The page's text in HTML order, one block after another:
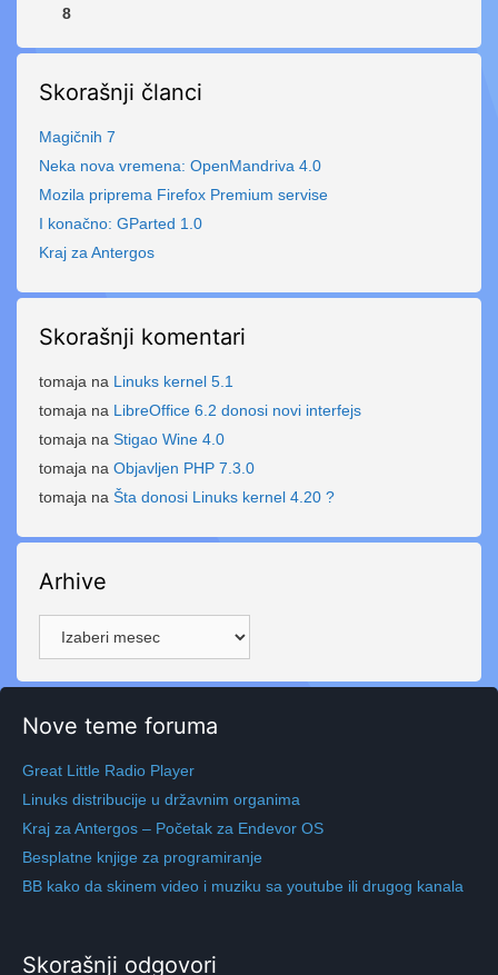
8
Skorašnji članci
Magičnih 7
Neka nova vremena: OpenMandriva 4.0
Mozila priprema Firefox Premium servise
I konačno: GParted 1.0
Kraj za Antergos
Skorašnji komentari
tomaja na Linuks kernel 5.1
tomaja na LibreOffice 6.2 donosi novi interfejs
tomaja na Stigao Wine 4.0
tomaja na Objavljen PHP 7.3.0
tomaja na Šta donosi Linuks kernel 4.20 ?
Arhive
Nove teme foruma
Great Little Radio Player
Linuks distribucije u državnim organima
Kraj za Antergos – Početak za Endevor OS
Besplatne knjige za programiranje
BB kako da skinem video i muziku sa youtube ili drugog kanala
Skorašnji odgovori